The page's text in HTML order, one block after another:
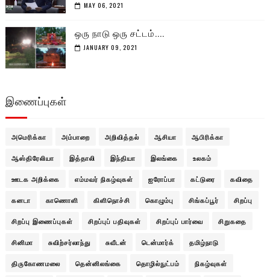
MAY 06, 2021
ஒரு நாடு ஒரு சட்டம்....
JANUARY 09, 2021
இணைப்புகள்
அமெரிக்கா அம்பாறை அறிவித்தல் ஆசியா ஆபிரிக்கா
ஆஸ்திரேலியா இத்தாலி இந்தியா இலங்கை உலகம்
ஊடக அறிக்கை எம்மவர் நிகழ்வுகள் ஐரோப்பா கட்டுரை கவிதை
கனடா காணொளி கிளிநொச்சி கொழும்பு சிங்கப்பூர் சிறப்பு
சிறப்பு இணைப்புகள் சிறப்புப் பதிவுகள் சிறப்புப் பார்வை சிறுகதை
சினிமா சுவிற்சர்லாந்து சுவீடன் டென்மார்க் தமிழ்நாடு
திருகோணமலை தென்னிலங்கை தொழில்நுட்பம் நிகழ்வுகள்